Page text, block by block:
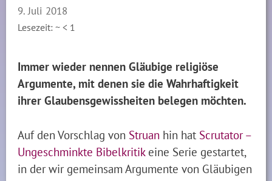
9. Juli 2018
Lesezeit: ~< 1
Immer wieder nennen Gläubige religiöse
Argumente, mit denen sie die Wahrhaftigkeit
ihrer Glaubensgewissheiten belegen möchten.
Auf den Vorschlag von Struan hin hat Scrutator –
Ungeschminkte Bibelkritikeine Serie gestartet,
in der wir gemeinsam Argumente von Gläubigen